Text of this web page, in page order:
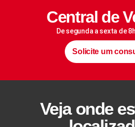
Central de
De segunda a sexta de
Solicite um
Veja onde